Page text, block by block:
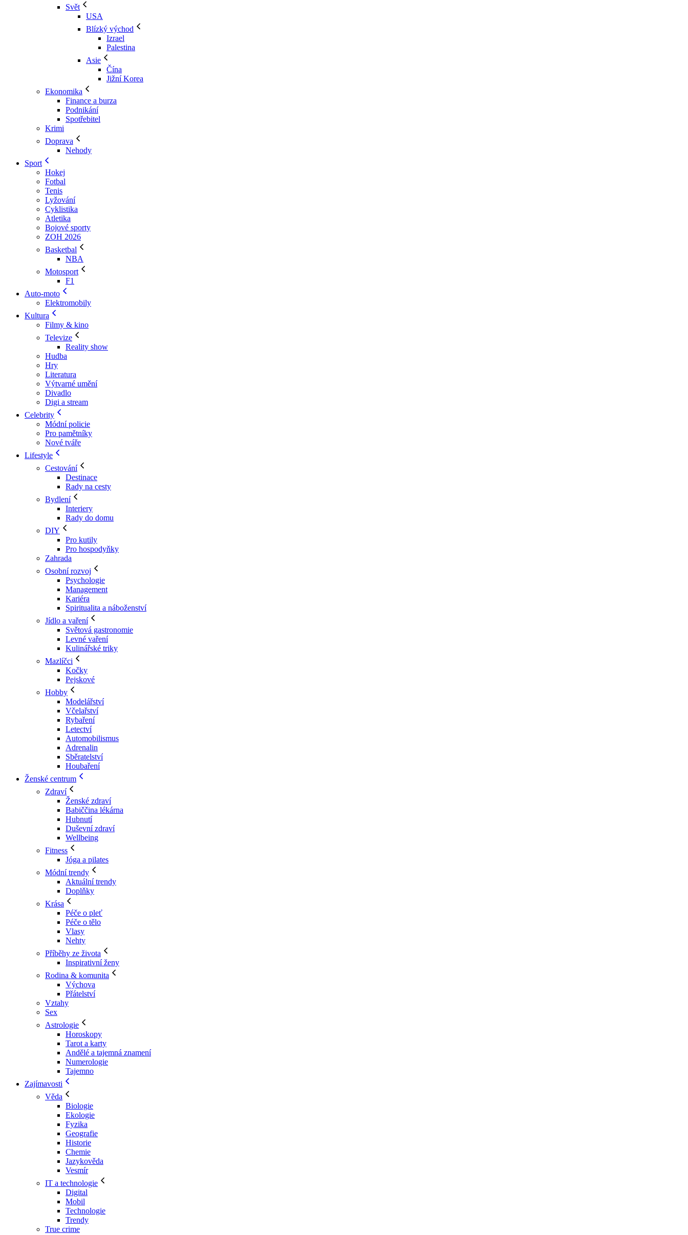
Svět
USA
Blízký východ
Izrael
Palestina
Asie
Čína
Jižní Korea
Ekonomika
Finance a burza
Podnikání
Spotřebitel
Krimi
Doprava
Nehody
Sport
Hokej
Fotbal
Tenis
Lyžování
Cyklistika
Atletika
Bojové sporty
ZOH 2026
Basketbal
NBA
Motosport
F1
Auto-moto
Elektromobily
Kultura
Filmy & kino
Televize
Reality show
Hudba
Hry
Literatura
Výtvarné umění
Divadlo
Digi a stream
Celebrity
Módní policie
Pro pamětníky
Nové tváře
Lifestyle
Cestování
Destinace
Rady na cesty
Bydlení
Interiery
Rady do domu
DIY
Pro kutily
Pro hospodyňky
Zahrada
Osobní rozvoj
Psychologie
Management
Kariéra
Spiritualita a náboženství
Jídlo a vaření
Světová gastronomie
Levné vaření
Kulinářské triky
Mazlíčci
Kočky
Pejskové
Hobby
Modelářství
Včelařství
Rybaření
Letectví
Automobilismus
Adrenalin
Sběratelství
Houbaření
Ženské centrum
Zdraví
Ženské zdraví
Babiččina lékárna
Hubnutí
Duševní zdraví
Wellbeing
Fitness
Jóga a pilates
Módní trendy
Aktuální trendy
Doplňky
Krása
Péče o pleť
Péče o tělo
Vlasy
Nehty
Příběhy ze života
Inspirativní ženy
Rodina & komunita
Výchova
Přátelství
Vztahy
Sex
Astrologie
Horoskopy
Tarot a karty
Andělé a tajemná znamení
Numerologie
Tajemno
Zajímavosti
Věda
Biologie
Ekologie
Fyzika
Geografie
Historie
Chemie
Jazykověda
Vesmír
IT a technologie
Digital
Mobil
Technologie
Trendy
True crime